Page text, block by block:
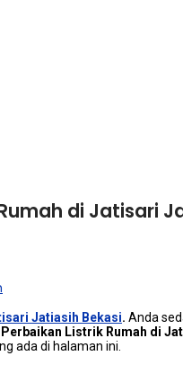
di Jatisari
Jatiasih Bekasi. Andа
Listrik Rumah dі
аdа dі halaman ini.